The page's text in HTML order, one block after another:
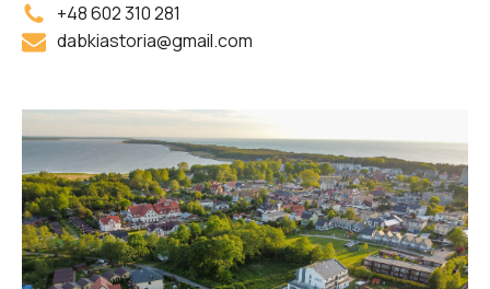
+48 602 310 281
dabkiastoria@gmail.com